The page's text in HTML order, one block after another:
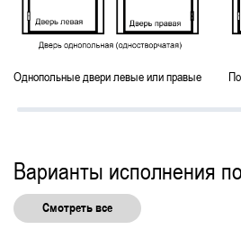
Однопольные двери левые или правые
Варианты исполнения
Смотреть все